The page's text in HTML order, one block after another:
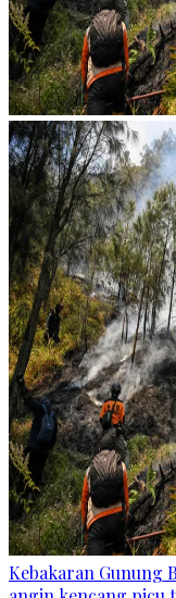
Kebakaran Gunung